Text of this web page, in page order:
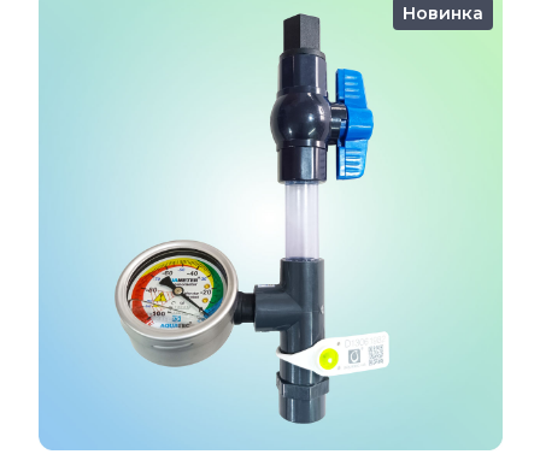
Новинка